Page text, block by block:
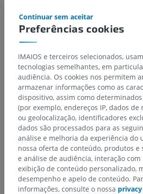
Preferências cookies
Continuar sem aceitar
IMAIOS e terceiros selecionados,
tecnologias semelhantes, em
audiência. Os cookies nos permitem
armazenar informações como as
dispositivo, assim como
(por exemplo, endereços IP, dados de
ou geolocalização, identificadores
dados são processados para as
análise e melhoria da experiência do
nossa oferta de conteúdo, produtos e
e análise de audiência, interação com
exibição de conteúdo personalizado,
desempenho e apelo de conteúdo.
informações, consulte o nossa